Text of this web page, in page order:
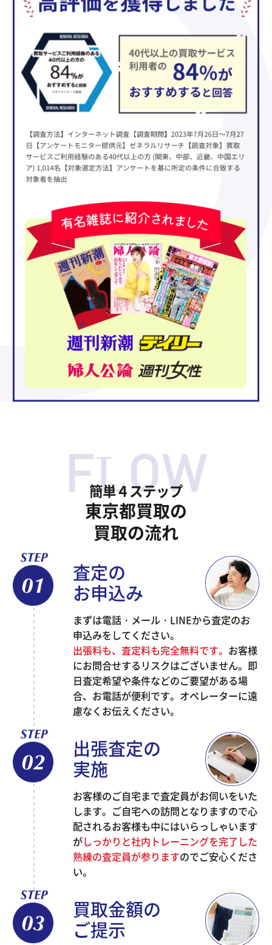
簡単４ステップ
東京都買取の
買取の流れ
査定の
お申込み
まずは電話・メール・LINEから査定のお
申込みをしてください。
出張料も、査定料も完全無料です。 お客様
にお問合せするリスクはございません。即
日査定希望や条件などのご要望がある場
合、お電話が便利です。オペレーターに遠
慮なくお伝えください。
出張査定の
実施
お客様のご自宅まで査定員がお伺いをいた
します。ご自宅への訪問となりますので心
配されるお客様も中にはいらっしゃいます
がしっかりと社内トレーニングを完了した
熟練の査定員が参りますのでご安心くださ
い。
買取金額の
ご提示